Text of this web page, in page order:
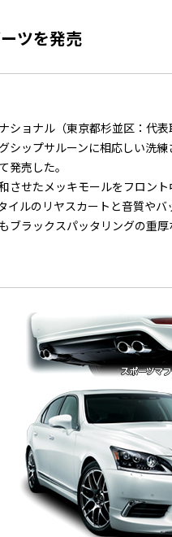
ツを発売
ショナル（東京都杉並区：代
シップサルーンに相応しい洗
発売した。
させたメッキモールをフロン
イルのリヤスカートと音質や
ブラックスパッタリングの重